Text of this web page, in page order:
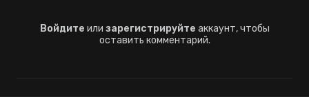
Войдите или зарегистрируйте аккаунт, чтобы
оставить комментарий.